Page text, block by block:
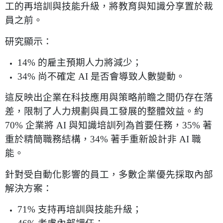
工的再培訓與技能升級，將教育與知識分享置於裁
員之前。
研究顯示：
14% 的雇主預期人力將減少；
34% 尚不確定 AI 是否會導致人數變動。
這反映出企業在科技應用與策略前瞻之間仍存在落
差，限制了人力規劃與員工發展的整體效益。約
70% 企業將 AI 與知識培訓列為首要任務， 35% 著
重於精簡職務結構， 34% 著手重新設計非 AI 職
能。
針對受自動化影響的員工，多數企業優先採取內部
解決方案：
71% 支持再培訓與技能升級；